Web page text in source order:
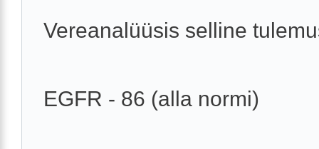
Vereanalüüsis selline
EGFR - 86 (alla normi)